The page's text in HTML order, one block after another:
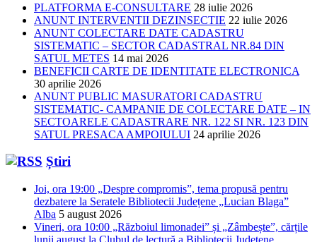
PLATFORMA E-CONSULTARE 28 iulie 2026
ANUNT INTERVENTII DEZINSECTIE 22 iulie 2026
ANUNT COLECTARE DATE CADASTRU
SISTEMATIC – SECTOR CADASTRAL NR.84 DIN
SATUL METES 14 mai 2026
BENEFICII CARTE DE IDENTITATE ELECTRONICA
30 aprilie 2026
ANUNT PUBLIC MASURATORI CADASTRU
SISTEMATIC- CAMPANIE DE COLECTARE DATE – IN
SECTOARELE CADASTRARE NR. 122 SI NR. 123 DIN
SATUL PRESACA AMPOIULUI 24 aprilie 2026
Știri
Joi, ora 19:00 „Despre compromis”, tema propusă pentru
dezbatere la Seratele Bibliotecii Județene „Lucian Blaga”
Alba 5 august 2026
Vineri, ora 10:00 „Războiul limonadei” și „Zâmbește”, cărțile
lunii august la Clubul de lectură a Bibliotecii Județene